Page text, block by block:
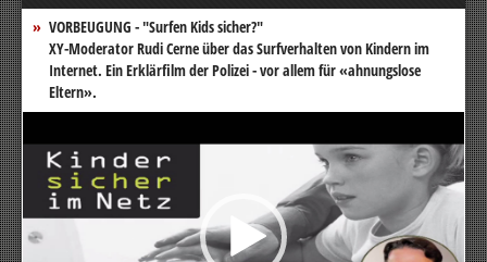
VORBEUGUNG - "Surfen Kids sicher?"
XY-Moderator Rudi Cerne über das Surfverhalten von Kindern im
Internet. Ein Erklärfilm der Polizei - vor allem für «ahnungslose
Eltern».
Video-